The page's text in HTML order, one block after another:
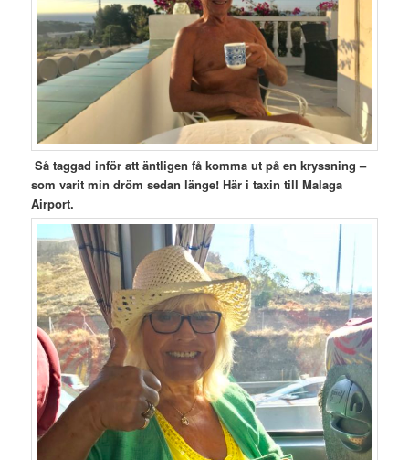
Så taggad inför att äntligen få komma ut på en kryssning –
som varit min dröm sedan länge! Här i taxin till Malaga
Airport.